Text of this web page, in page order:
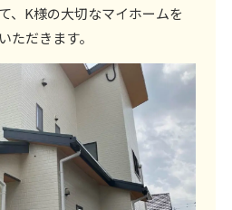
、K様の大切なマイホームを
ただきます。